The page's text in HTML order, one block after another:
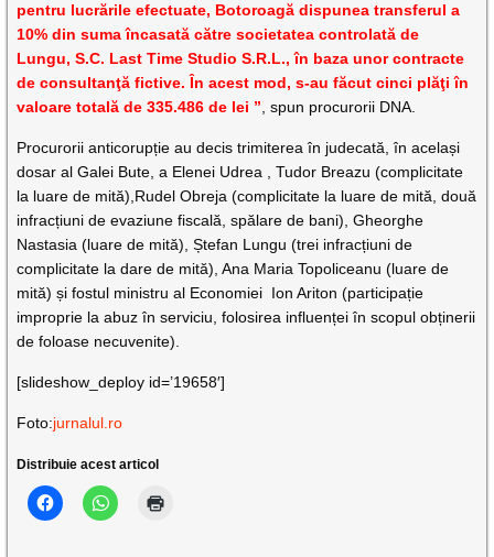
pentru lucrările efectuate, Botoroagă dispunea transferul a
10% din suma încasată către societatea controlată de
Lungu, S.C. Last Time Studio S.R.L., în baza unor contracte
de consultanţă fictive. În acest mod, s-au făcut cinci plăţi în
valoare totală de 335.486 de lei ”, spun procurorii DNA.
Procurorii anticorupție au decis trimiterea în judecată, în același
dosar al Galei Bute, a Elenei Udrea , Tudor Breazu (complicitate
la luare de mită),Rudel Obreja (complicitate la luare de mită, două
infracțiuni de evaziune fiscală, spălare de bani), Gheorghe
Nastasia (luare de mită), Ștefan Lungu (trei infracțiuni de
complicitate la dare de mită), Ana Maria Topoliceanu (luare de
mită) și fostul ministru al Economiei Ion Ariton (participație
improprie la abuz în serviciu, folosirea influenței în scopul obținerii
de foloase necuvenite).
[slideshow_deploy id=’19658′]
Foto:jurnalul.ro
Distribuie acest articol